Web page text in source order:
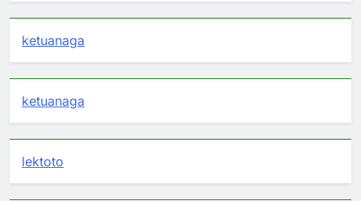
ketuanaga
ketuanaga
lektoto